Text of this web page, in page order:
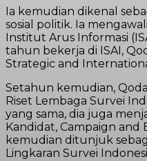
Ia kemudian dikenal
sosial politik. Ia
Institut Arus Informasi
tahun bekerja di ISAI,
Strategic and
Setahun kemudian,
Riset Lembaga Survei
yang sama, dia juga
Kandidat, Campaign and
kemudian ditunjuk
Lingkaran Survei